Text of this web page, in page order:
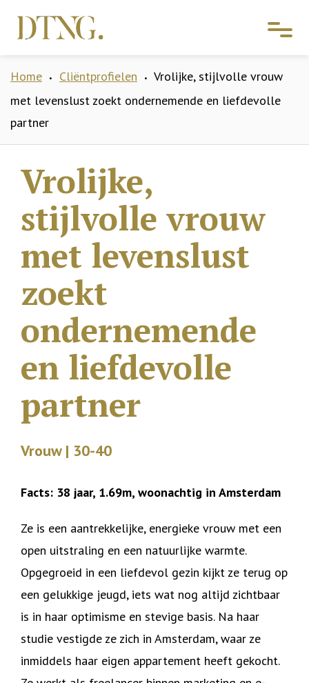
Home • Cliëntprofielen •
Vrolijke, stijlvolle vrouw
met levenslust zoekt ondernemende en liefdevolle
partner
Vrolijke,
stijlvolle vrouw
met levenslust
zoekt
ondernemende
en liefdevolle
partner
Vrouw | 30-40
Facts: 38 jaar, 1.69m, woonachtig in Amsterdam
Ze is een aantrekkelijke, energieke vrouw met een
open uitstraling en een natuurlijke warmte.
Opgegroeid in een liefdevol gezin kijkt ze terug op
een gelukkige jeugd, iets wat nog altijd zichtbaar
is in haar optimisme en stevige basis. Na haar
studie vestigde ze zich in Amsterdam, waar ze
inmiddels haar eigen appartement heeft gekocht.